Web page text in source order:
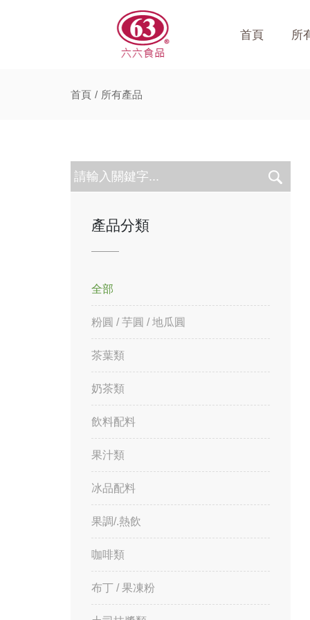
首頁 所
首頁 所有產品
產品分類
全部
粉圓 / 芋圓 / 地瓜圓
茶葉類
奶茶類
飲料配料
果汁類
冰品配料
果調/.熱飲
咖啡類
布丁 / 果凍粉